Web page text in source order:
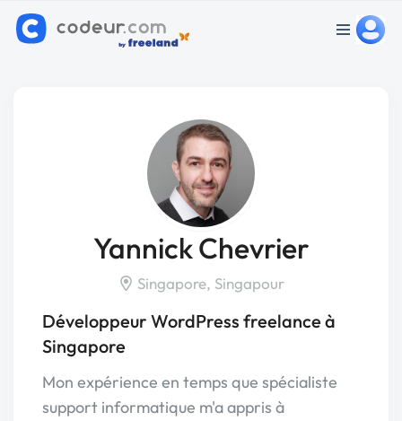
Yannick Chevrier
Singapore, Singapour
Développeur WordPress freelance à
Singapore
Mon expérience en temps que spécialiste
support informatique m'a appris à